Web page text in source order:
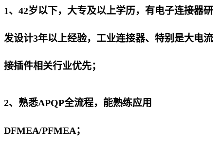
1、42岁以下，大专及以上学历，有电子连接器研
发设计3年以上经验，工业连接器、特别是大电流
接插件相关行业优先；
2、熟悉APQP全流程，能熟练应用
DFMEA/PFMEA；